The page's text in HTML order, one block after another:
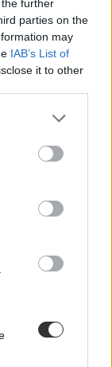
further
parties on the
may
IAB’s List of
it to other